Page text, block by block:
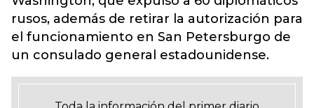
rusos, además de retirar la autorización para
el funcionamiento en San Petersburgo de
un consulado general estadounidense.